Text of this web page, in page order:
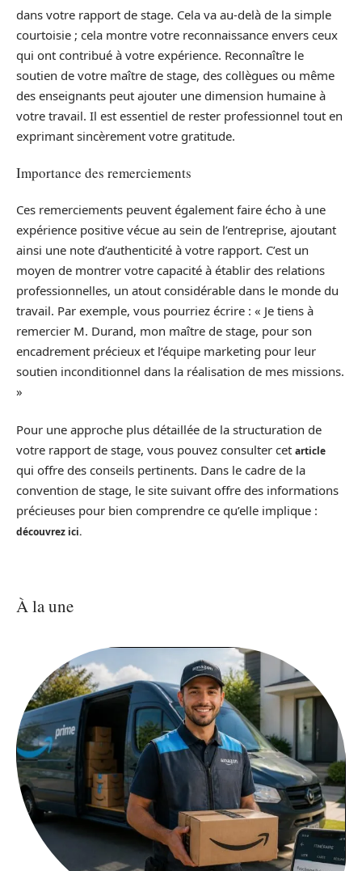
dans votre rapport de stage. Cela va au-delà de la simple
courtoisie ; cela montre votre reconnaissance envers ceux
qui ont contribué à votre expérience. Reconnaître le
soutien de votre maître de stage, des collègues ou même
des enseignants peut ajouter une dimension humaine à
votre travail. Il est essentiel de rester professionnel tout en
exprimant sincèrement votre gratitude.
Importance des remerciements
Ces remerciements peuvent également faire écho à une
expérience positive vécue au sein de l’entreprise, ajoutant
ainsi une note d’authenticité à votre rapport. C’est un
moyen de montrer votre capacité à établir des relations
professionnelles, un atout considérable dans le monde du
travail. Par exemple, vous pourriez écrire : « Je tiens à
remercier M. Durand, mon maître de stage, pour son
encadrement précieux et l’équipe marketing pour leur
soutien inconditionnel dans la réalisation de mes missions.
»
Pour une approche plus détaillée de la structuration de
votre rapport de stage, vous pouvez consulter cet article
qui offre des conseils pertinents. Dans le cadre de la
convention de stage, le site suivant offre des informations
précieuses pour bien comprendre ce qu’elle implique :
découvrez ici.
À la une